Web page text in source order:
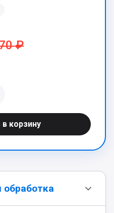
₽
корзину
обработка